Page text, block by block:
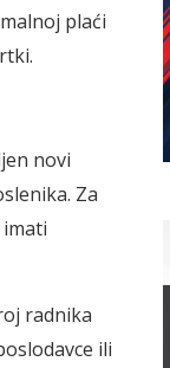
plaći
novi
Za
radnika
ili